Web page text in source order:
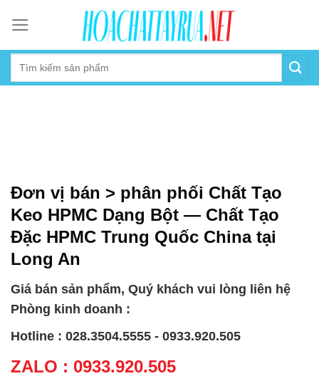
content
Đơn vị bán > phân phối Chất Tạo
Keo HPMC Dạng Bột — Chất Tạo
Đặc HPMC Trung Quốc China tại
Long An
Giá bán sản phẩm, Quý khách vui lòng liên hệ
Phòng kinh doanh :
Hotline : 028.3504.5555 - 0933.920.505
ZALO : 0933.920.505